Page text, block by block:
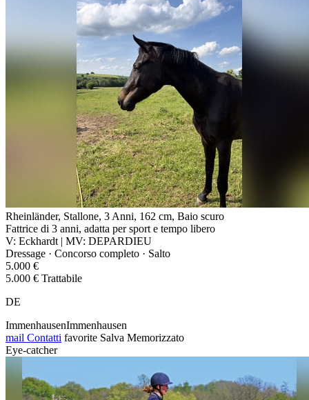
Rheinländer, Stallone, 3 Anni, 162 cm, Baio scuro
Fattrice di 3 anni, adatta per sport e tempo libero
V: Eckhardt | MV: DEPARDIEU
Dressage · Concorso completo · Salto
5.000 €
5.000 € Trattabile
DE
ImmenhausenImmenhausen
mail Contatti favorite Salva Memorizzato
Eye-catcher